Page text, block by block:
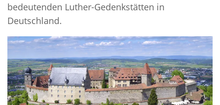
bedeutenden Luther-Gedenkstätten in
Deutschland.